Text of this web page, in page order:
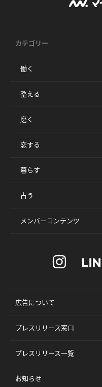
カテゴリー
働く
整える
磨く
恋する
暮らす
占う
メンバーコンテンツ
広告について
プレスリリース窓口
プレスリリース一覧
お知らせ